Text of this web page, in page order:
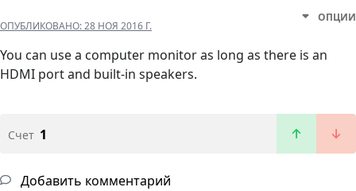
ОПУБЛИКОВАНО:28 НОЯ 2016 Г.
ОПЦИИ
You can use a computer monitor as long as there is an
HDMI port and built-in speakers.
Счет 1
Добавить комментарий